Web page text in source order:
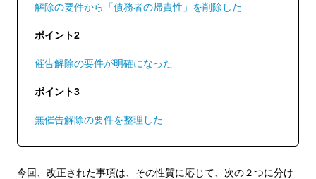
解除の要件から「債務者の帰責性」を削除した
ポイント2
催告解除の要件が明確になった
ポイント3
無催告解除の要件を整理した
今回、改正された事項は、その性質に応じて、次の２つに分け